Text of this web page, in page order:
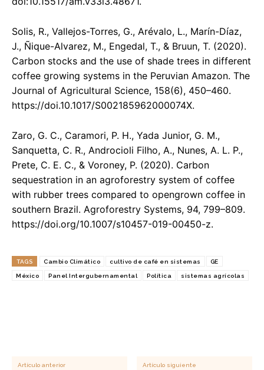
Solis, R., Vallejos-Torres, G., Arévalo, L., Marín-Díaz,
J., Ñique-Alvarez, M., Engedal, T., & Bruun, T. (2020).
Carbon stocks and the use of shade trees in different
coffee growing systems in the Peruvian Amazon. The
Journal of Agricultural Science, 158(6), 450–460.
https://doi.10.1017/S002185962000074X.
Zaro, G. C., Caramori, P. H., Yada Junior, G. M.,
Sanquetta, C. R., Androcioli Filho, A., Nunes, A. L. P.,
Prete, C. E. C., & Voroney, P. (2020). Carbon
sequestration in an agroforestry system of coffee
with rubber trees compared to opengrown coffee in
southern Brazil. Agroforestry Systems, 94, 799–809.
https://doi.org/10.1007/s10457-019-00450-z.
TAGS Cambio Climático cultivo de café en sistemas GE
México Panel Intergubernamental Política sistemas agrícolas
Artículo anterior Artículo siguiente